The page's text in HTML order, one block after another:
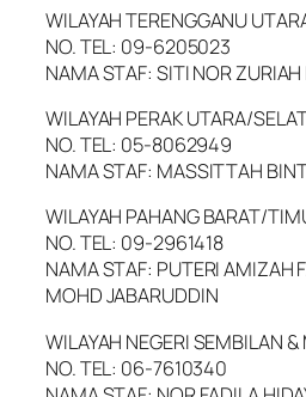
WILAYAH TERENGGANU
NO. TEL: 09-6205023
NAMA STAF: SITI NOR
WILAYAH PERAK UTARA/
NO. TEL: 05-8062949
NAMA STAF: MASSITTAH
WILAYAH PAHANG BARAT/
NO. TEL: 09-2961418
NAMA STAF: PUTERI AMIZAH
MOHD JABARUDDIN
WILAYAH NEGERI SEMBILAN &
NO. TEL: 06-7610340